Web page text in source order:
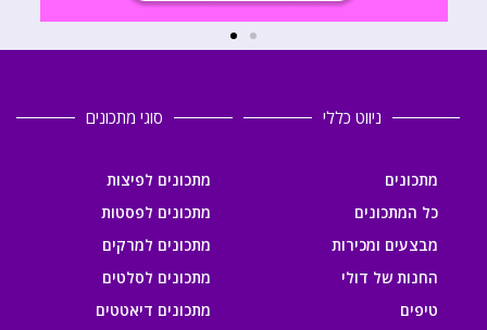
ניווט כללי
מתכונים
כל המתכונים
מבצעים ומכירות
החנות של דולי
טיפים
סוגי מתכונים
מתכונים לפיצות
מתכונים לפסטות
מתכונים למרקים
מתכונים לסלטים
מתכונים דיאטטים